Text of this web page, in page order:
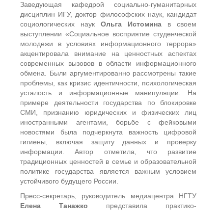
Заведующая кафедрой социально-гуманитарных
дисциплин ИГУ, доктор философских наук, кандидат
социологических наук Ольга Истомина в своем
выступлении «Социальное восприятие студенческой
молодежи в условиях информационного террора»
акцентировала внимание на ценностных аспектах
современных вызовов в области информационного
обмена. Были аргументированно рассмотрены такие
проблемы, как кризис идентичности, психологическая
усталость и информационные манипуляции. На
примере деятельности государства по блокировке
СМИ, признанию юридических и физических лиц
иностранными агентами, борьбе с фейковыми
новостями была подчеркнута важность цифровой
гигиены, включая защиту данных и проверку
информации. Автор отметила, что развитие
традиционных ценностей в семье и образовательной
политике государства является важным условием
устойчивого будущего России.
Пресс-секретарь, руководитель медиацентра НГТУ
Елена Танажко представила практико-